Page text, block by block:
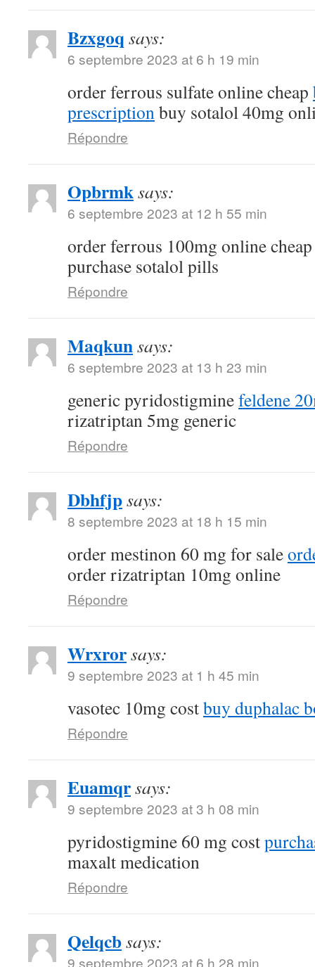
Bzxgoq says:
6 septembre 2023 at 6 h 19 min
order ferrous sulfate online cheap
prescription buy sotalol 40mg
Répondre
Opbrmksays:
6 septembre 2023 at 12 h 55 min
order ferrous 100mg online
purchase sotalol pills
Répondre
Maqkunsays:
6 septembre 2023 at 13 h 23 min
generic pyridostigminefeldene
rizatriptan 5mg generic
Répondre
Dbhfjpsays:
8 septembre 2023 at 18 h 15 min
order mestinon 60 mg for sale
order rizatriptan 10mg online
Répondre
Wrxrorsays:
9 septembre 2023 at 1 h 45 min
vasotec 10mg costbuy duphalac
Répondre
Euamqrsays:
9 septembre 2023 at 3 h 08 min
pyridostigmine 60 mg cost
maxalt medication
Répondre
Qelqcbsays:
9 septembre 2023 at 6 h 28 min